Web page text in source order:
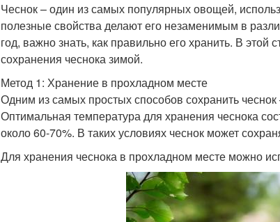
Чеснок – один из самых популярных овощей,
полезные свойства делают его незаменимым в
год, важно знать, как правильно его хранить. В
сохранения чеснока зимой.
Метод 1: Хранение в прохладном месте
Одним из самых простых способов сохранить
Оптимальная температура для хранения чеснока
около 60-70%. В таких условиях чеснок может
Для хранения чеснока в прохладном месте можно